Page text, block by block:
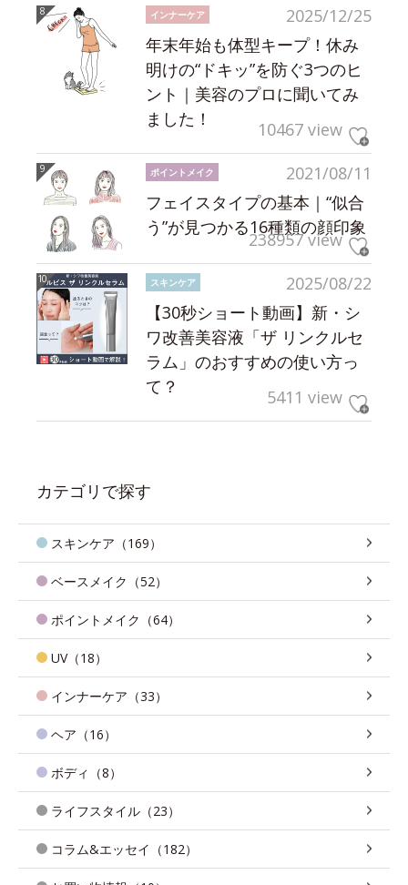
2025/12/25
インナーケア
年末年始も体型キープ！休み
明けの“ドキッ”を防ぐ3つのヒ
ント｜美容のプロに聞いてみ
ました！
10467 view
2021/08/11
ポイントメイク
フェイスタイプの基本｜“似合
う”が見つかる16種類の顔印象
238957 view
2025/08/22
スキンケア
【30秒ショート動画】新・シ
ワ改善美容液「ザ リンクルセ
ラム」のおすすめの使い方っ
て？
5411 view
カテゴリで探す
スキンケア（169）
ベースメイク（52）
ポイントメイク（64）
UV（18）
インナーケア（33）
ヘア（16）
ボディ（8）
ライフスタイル（23）
コラム&エッセイ（182）